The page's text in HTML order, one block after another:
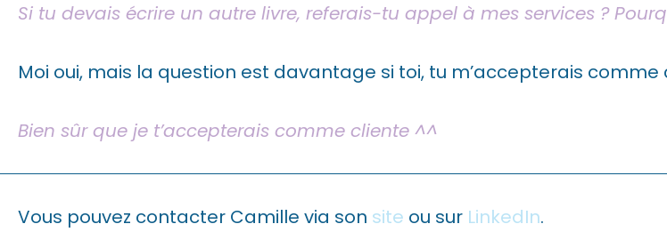
Si tu devais écrire un autre livre, referais-tu appel à mes services ?
Moi oui, mais la question est davantage si toi, tu m’accepterais comme
Bien sûr que je t’accepterais comme cliente ^^
Vous pouvez contacter Camille via son site ou sur LinkedIn.